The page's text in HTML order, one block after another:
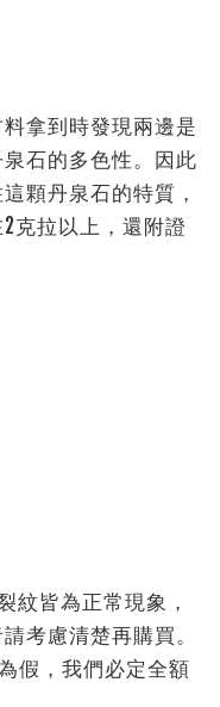
拿到時發現兩邊是
石的多色性。因此
顆丹泉石的特質，
克拉以上，還附證
紋皆為正常現象，
考慮清楚再購買。
假，我們必定全額